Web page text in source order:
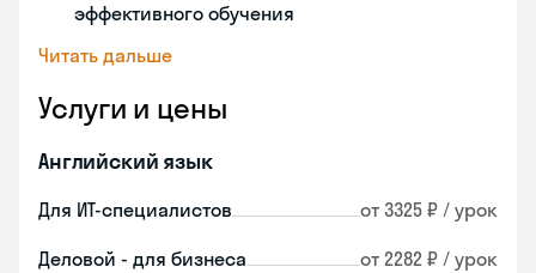
эффективного обучения
Читать дальше
Услуги и цены
Английский язык
Для ИТ-специалистов от 3325 ₽ / урок
Деловой - для бизнеса от 2282 ₽ / урок